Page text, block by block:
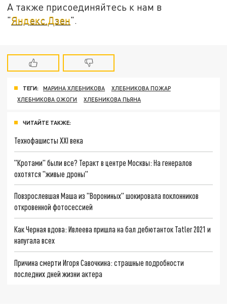
А также присоединяйтесь к нам в
"Яндекс.Дзен".
ТЕГИ: МАРИНА ХЛЕБНИКОВА
ХЛЕБНИКОВА ПОЖАР
ХЛЕБНИКОВА ОЖОГИ
ХЛЕБНИКОВА ПЬЯНА
ЧИТАЙТЕ ТАКЖЕ:
Технофашисты XXI века
"Кротами" были все? Теракт в центре Москвы: На генералов
охотятся "живые дроны"
Повзрослевшая Маша из "Ворониных" шокировала поклонников
откровенной фотосессией
Как Черная вдова: Ивлеева пришла на бал дебютанток Tatler 2021 и
напугала всех
Причина смерти Игоря Савочкина: страшные подробности
последних дней жизни актера